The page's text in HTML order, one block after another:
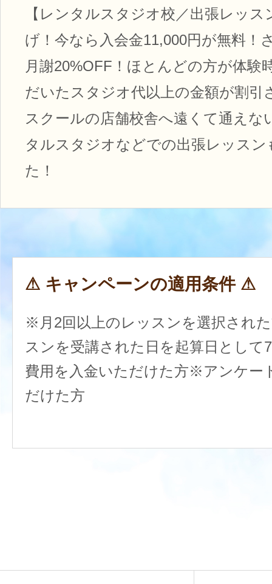
【レンタルスタジオ校／出張レッス
げ！今なら入会金11,000円が無料！
月謝20%OFF！ほとんどの方が体験
だいたスタジオ代以上の金額が割引
スクールの店舗校舎へ遠くて通えな
タルスタジオなどでの出張レッスン
た！
⚠︎ キャンペーンの適用条件 ⚠︎
※月2回以上のレッスンを選択され
スンを受講された日を起算日として
費用を入金いただけた方※アンケー
だけた方